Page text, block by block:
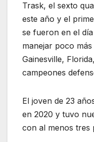
Trask, el sexto
este año y el
se fueron en el
manejar poco
Gainesville,
campeones
El joven de 23
en 2020 y tuvo
con al menos tres